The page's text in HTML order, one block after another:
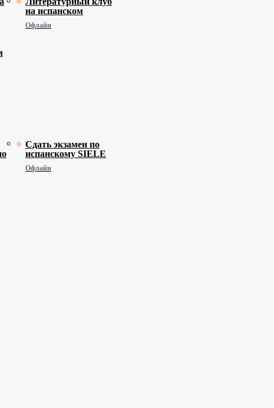
на испанском
Офлайн
Сдать экзамен по
испанскому SIELE
Офлайн